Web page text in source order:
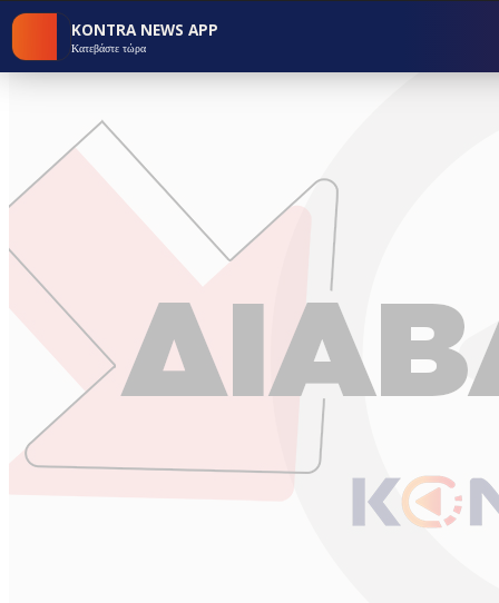
KONTRA NEWS APP
Κατεβάστε τώρα